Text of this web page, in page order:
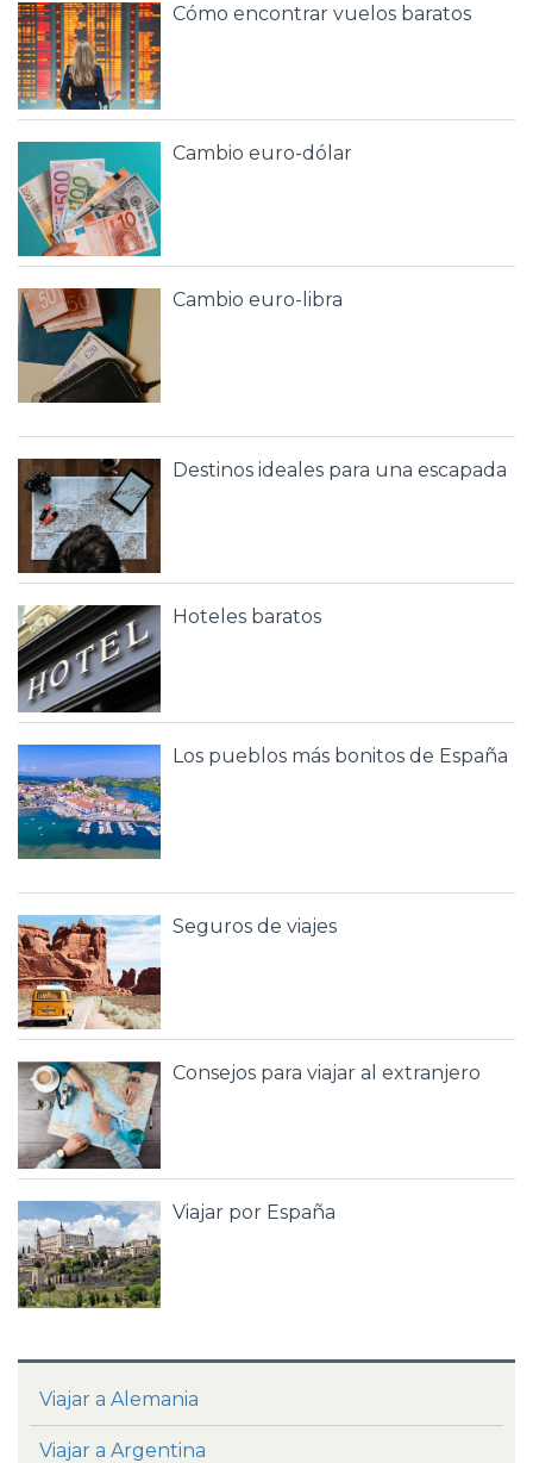
Cómo encontrar vuelos baratos
Cambio euro-dólar
Cambio euro-libra
Destinos ideales para una escapada
Hoteles baratos
Los pueblos más bonitos de España
Seguros de viajes
Consejos para viajar al extranjero
Viajar por España
Viajar a Alemania
Viajar a Argentina